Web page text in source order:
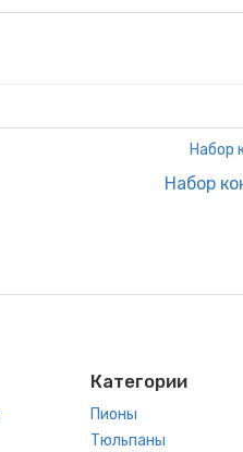
Набор
Категории
Пионы
Тюльпаны